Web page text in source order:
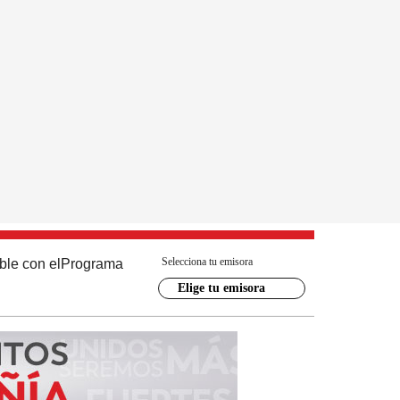
con el Programa Selecciona tu emisora
Elige tu emisora